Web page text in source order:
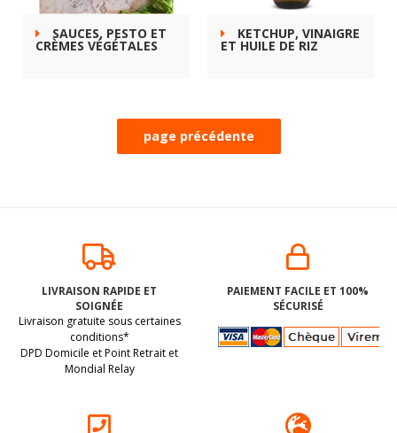
SAUCES, PESTO ET
CRÈMES VÉGÉTALES
KETCHUP, VINAIGRE
ET HUILE DE RIZ
LIVRAISON RAPIDE ET
SOIGNÉE
Livraison gratuite sous certaines
conditions*
DPD Domicile et Point Retrait et
Mondial Relay
PAIEMENT FACILE ET 100%
SÉCURISÉ